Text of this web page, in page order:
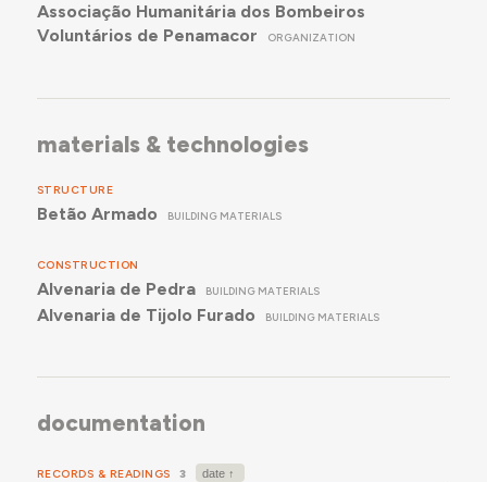
Associação Humanitária dos Bombeiros
Voluntários de Penamacor
ORGANIZATION
materials & technologies
STRUCTURE
Betão Armado BUILDING MATERIALS
CONSTRUCTION
Alvenaria de Pedra BUILDING MATERIALS
Alvenaria de Tijolo Furado BUILDING MATERIALS
documentation
RECORDS & READINGS 3